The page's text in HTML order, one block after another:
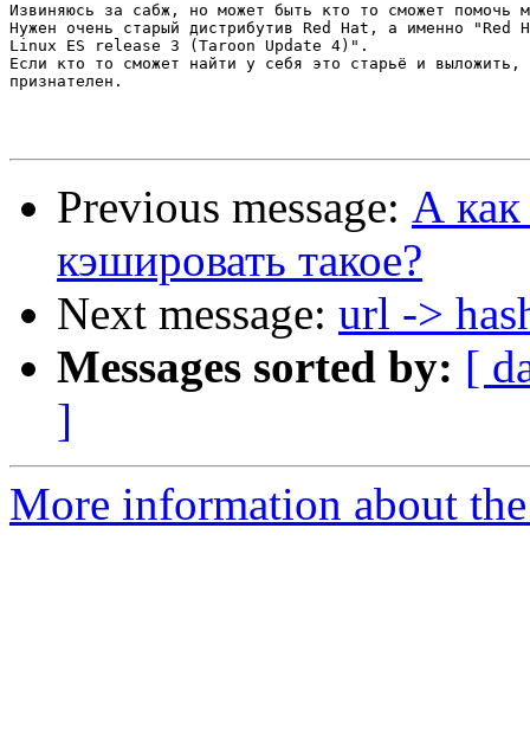
Извиняюсь за сабж, но может быть кто то сможет помочь
Нужен очень старый дистрибутив Red Hat, а именно
Linux ES release 3 (Taroon Update 4)".
Если кто то сможет найти у себя это старьё и выложить,
признателен.
Previous message: А как
кэшировать такое?
Next message: url ->
Messages sorted by: [
]
More information about